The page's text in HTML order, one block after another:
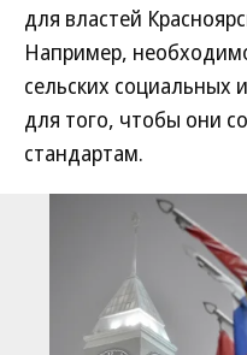
для властей
Например,
сельских социальных
для того, чтобы они
стандартам.